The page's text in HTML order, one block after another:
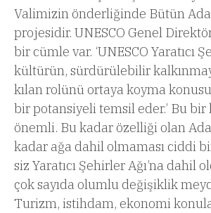
Valimizin önderliğinde Bütün
projesidir. UNESCO Genel
bir cümle var. ‘UNESCO Yaratıcı
kültürün, sürdürülebilir
kılan rolünü ortaya koyma
bir potansiyeli temsil eder.’ Bu
önemli. Bu kadar özelliği olan
kadar ağa dahil olmaması ciddi
siz Yaratıcı Şehirler Ağı’na dahil
çok sayıda olumlu değişiklik
Turizm, istihdam, ekonomi